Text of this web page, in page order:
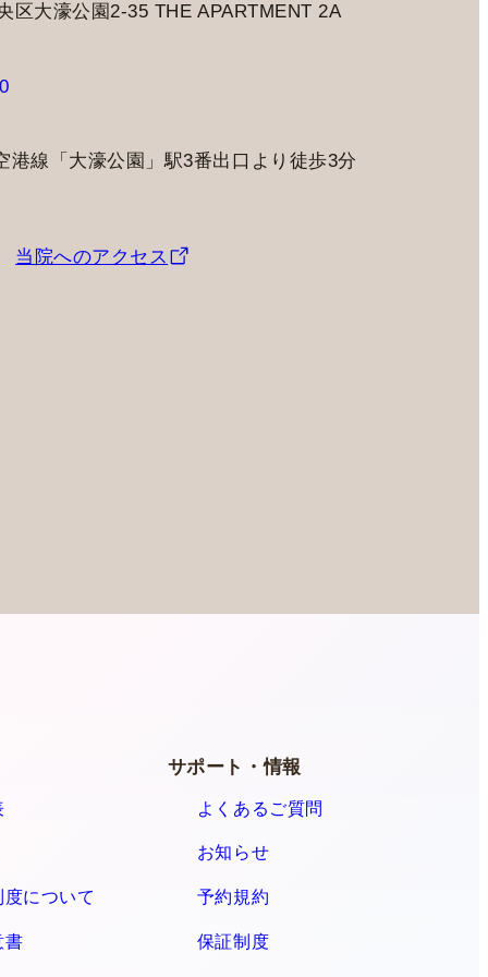
区大濠公園2-35 THE APARTMENT 2A
港線「大濠公園」駅3番出口より徒歩3分
当院へのアクセス
について
書
サポート・情報
よくあるご質問
お知らせ
予約規約
保証制度